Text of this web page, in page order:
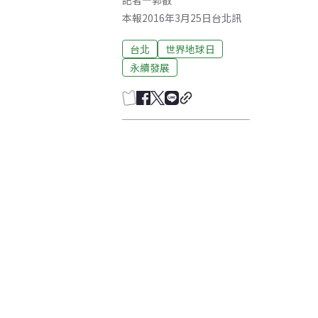
本報2016年3月25日台北訊
台北
世界地球日
永續發展